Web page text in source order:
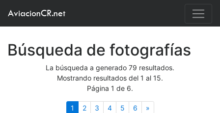
AviacionCR.net
Búsqueda de fotografías
La búsqueda a generado 79 resultados.
Mostrando resultados del 1 al 15.
Página 1 de 6.
1 (actual)
2 3 4 5 6 »Siguiente